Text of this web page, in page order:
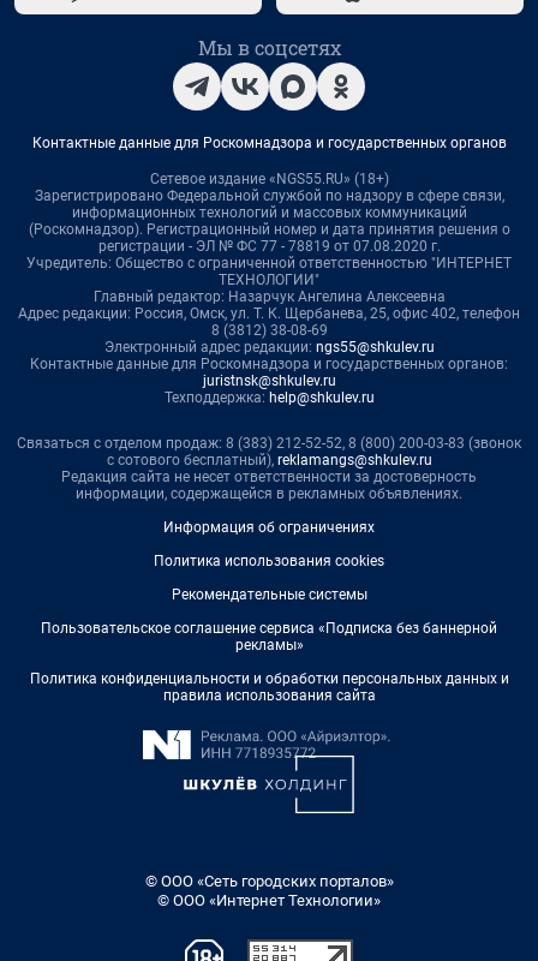
Мы в соцсетях
Контактные данные для Роскомнадзора и государственных органов
Сетевое издание «NGS55.RU» (18+)
Зарегистрировано Федеральной службой по надзору в сфере связи,
информационных технологий и массовых коммуникаций
(Роскомнадзор). Регистрационный номер и дата принятия решения о
регистрации - ЭЛ № ФС 77 - 78819 от 07.08.2020 г.
Учредитель: Общество с ограниченной ответственностью "ИНТЕРНЕТ
ТЕХНОЛОГИИ"
Главный редактор: Назарчук Ангелина Алексеевна
Адрес редакции: Россия, Омск, ул. Т. К. Щербанева, 25, офис 402, телефон
8 (3812) 38-08-69
Электронный адрес редакции: ngs55@shkulev.ru
Контактные данные для Роскомнадзора и государственных органов:
juristnsk@shkulev.ru
Техподдержка: help@shkulev.ru
Связаться с отделом продаж: 8 (383) 212-52-52, 8 (800) 200-03-83 (звонок
с сотового бесплатный), reklamangs@shkulev.ru
Редакция сайта не несет ответственности за достоверность
информации, содержащейся в рекламных объявлениях.
Информация об ограничениях
Политика использования cookies
Рекомендательные системы
Пользовательское соглашение сервиса «Подписка без баннерной
рекламы»
Политика конфиденциальности и обработки персональных данных и
правила использования сайта
© ООО «Сеть городских порталов»
© ООО «Интернет Технологии»